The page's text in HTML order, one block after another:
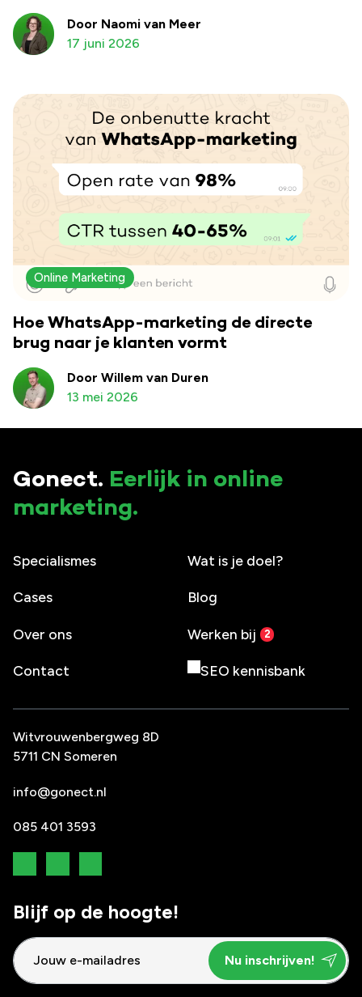
Door Naomi van Meer
17 juni 2026
Online Marketing
Hoe WhatsApp-marketing de directe
brug naar je klanten vormt
Door Willem van Duren
13 mei 2026
Gonect. Eerlijk in online
marketing.
Specialismes Wat is je doel?
Cases Blog
Over ons Werken bij
Contact SEO kennisbank
Witvrouwenbergweg 8D
5711 CN Someren
info@gonect.nl
085 401 3593
Blijf op de hoogte!